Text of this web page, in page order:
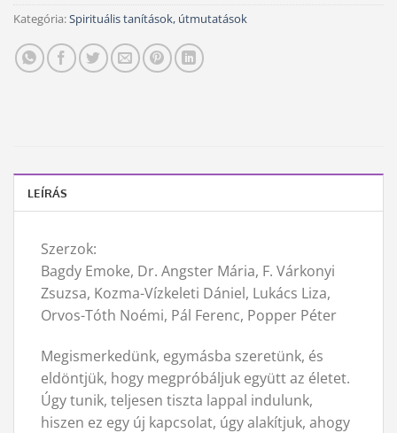
Kategória:Spirituális tanítások, útmutatások
LEÍRÁS
Szerzok:
Bagdy Emoke, Dr. Angster Mária, F. Várkonyi
Zsuzsa, Kozma-Vízkeleti Dániel, Lukács Liza,
Orvos-Tóth Noémi, Pál Ferenc, Popper Péter
Megismerkedünk, egymásba szeretünk, és
eldöntjük, hogy megpróbáljuk együtt az életet.
Úgy tunik, teljesen tiszta lappal indulunk,
hiszen ez egy új kapcsolat, úgy alakítjuk, ahogy